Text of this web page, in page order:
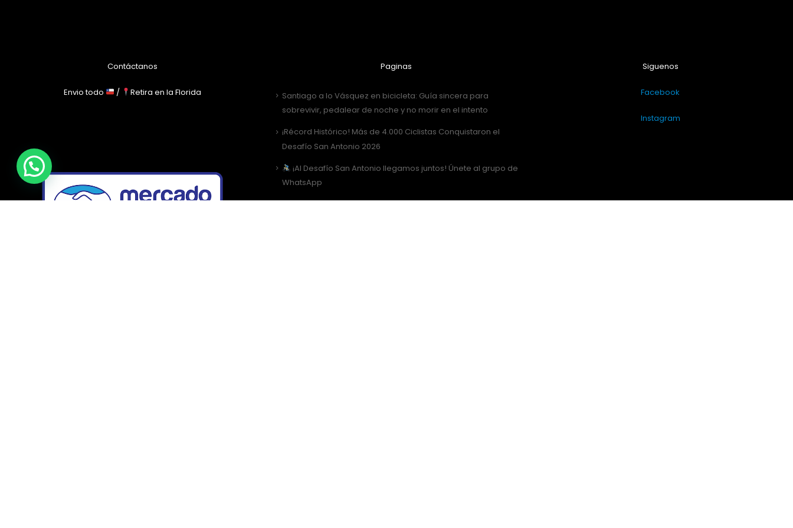
Contáctanos
Envio todo / Retira en la Florida
Paginas
Santiago a lo Vásquez en bicicleta: Guía sincera para
sobrevivir, pedalear de noche y no morir en el intento
¡Récord Histórico! Más de 4.000 Ciclistas Conquistaron el
Desafío San Antonio 2026
¡Al Desafío San Antonio llegamos juntos! Únete al grupo de
WhatsApp
Siguenos
Facebook
Instagram